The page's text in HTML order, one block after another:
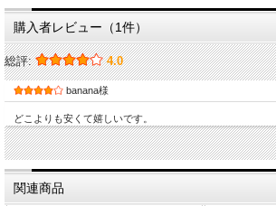
購入者レビュー（1件）
総評: 4.0
banana様
どこよりも安くて嬉しいです。
関連商品